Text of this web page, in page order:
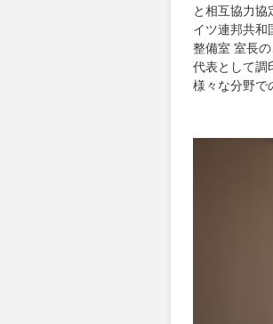
と相互協力協
イツ連邦共和
整備室 室長
代表として調
様々な分野で